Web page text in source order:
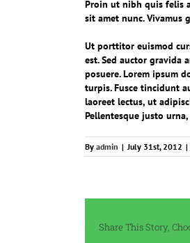
Proin ut nibh quis felis
sit amet nunc. Vivamus
Ut porttitor euismod
est. Sed auctor gravida
posuere. Lorem ipsum
turpis. Fusce tincidunt
laoreet lectus, ut
Pellentesque justo
By admin | July 31st, 2012 |
Share This Story,